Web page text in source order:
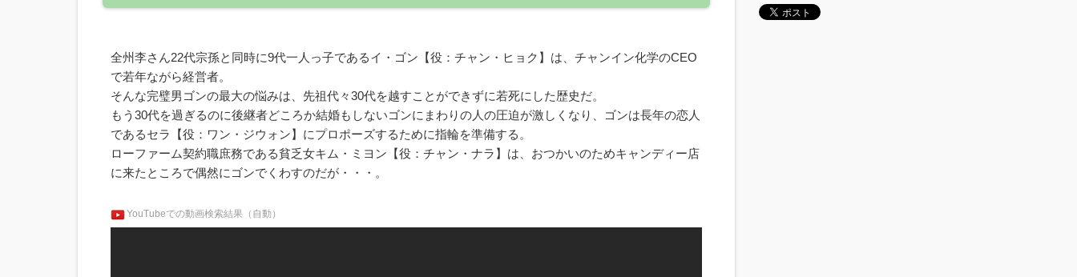
全州李さん22代宗孫と同時に9代一人っ子であるイ・ゴン【役：チャン・ヒョク】は、チャンイン化学のCEO
で若年ながら経営者。
そんな完璧男ゴンの最大の悩みは、先祖代々30代を越すことができずに若死にした歴史だ。
もう30代を過ぎるのに後継者どころか結婚もしないゴンにまわりの人の圧迫が激しくなり、ゴンは長年の恋人
であるセラ【役：ワン・ジウォン】にプロポーズするために指輪を準備する。
ローファーム契約職庶務である貧乏女キム・ミヨン【役：チャン・ナラ】は、おつかいのためキャンディー店
に来たところで偶然にゴンでくわすのだが・・・。
YouTubeでの動画検索結果（自動）